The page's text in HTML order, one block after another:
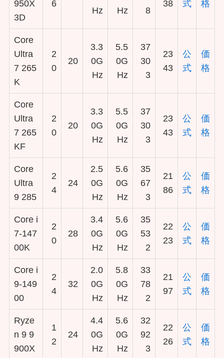
950X
3D
6
Hz
Hz
8
38 式 格
Core
Ultra
7 265
K
2
0
20
3.3
0G
Hz
5.5
0G
Hz
37
30
3
23
43
公
式
価
格
Core
Ultra
7 265
KF
2
0
20
3.3
0G
Hz
5.5
0G
Hz
37
30
3
23
43
公
式
価
格
Core
Ultra
9 285
2
4
24
2.5
0G
Hz
5.6
0G
Hz
35
67
3
21
86
公
式
価
格
Core i
7-147
00K
2
0
28
3.4
0G
Hz
5.6
0G
Hz
35
53
2
22
23
公
式
価
格
Core i
9-149
00
2
4
32
2.0
0G
Hz
5.8
0G
Hz
33
78
2
21
97
公
式
価
格
Ryze
n 9 9
900X
1
2
24
4.4
0G
Hz
5.6
0G
Hz
32
92
3
22
26
公
式
価
格